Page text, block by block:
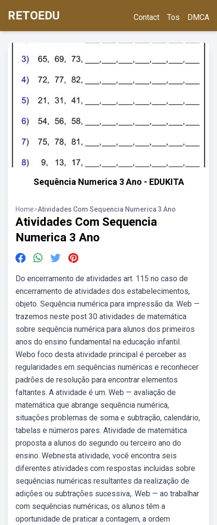
RETOEDU Contact Tos DMCA
Sequência Numerica 3 Ano - EDUKITA
Home>Atividades Com Sequencia Numerica 3 Ano
Atividades Com Sequencia
Numerica 3 Ano
Do encerramento de atividades art. 115 no caso de
encerramento de atividades dos estabelecimentos,
objeto. Sequência numérica para impressão da. Web —
trazemos neste post 30 atividades de matemática
sobre sequência numérica para alunos dos primeiros
anos do ensino fundamental na educação infantil.
Webo foco desta atividade principal é perceber as
regularidades em sequências numéricas e reconhecer
padrões de resolução para encontrar elementos
faltantes. A atividade é um. Web — avaliação de
matemática que abrange sequência numérica,
situações problemas de soma e subtração, calendário,
tabelas e números pares. Atividade de matemática
proposta a alunos do segundo ou terceiro ano do
ensino. Webnesta atividade, você encontra seis
diferentes atividades com respostas incluidas sobre
sequências numéricas resultantes da realização de
adições ou subtrações sucessiva,. Web — ao trabalhar
com sequências numéricas, os alunos têm a
oportunidade de praticar a contagem, a ordem